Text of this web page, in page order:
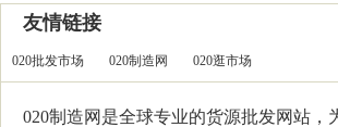
友情链接
020批发市场 020制造网 020逛市场
020制造网是全球专业的货源批发网站